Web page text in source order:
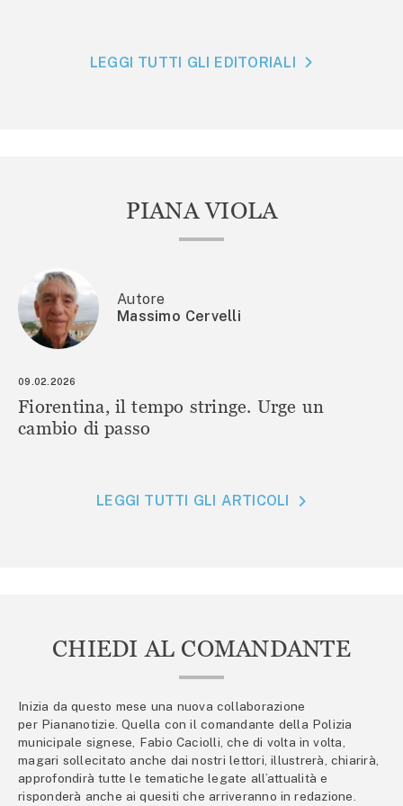
LEGGI TUTTI GLI EDITORIALI
PIANA VIOLA
Autore
Massimo Cervelli
09.02.2026
Fiorentina, il tempo stringe. Urge un
cambio di passo
LEGGI TUTTI GLI ARTICOLI
CHIEDI AL COMANDANTE
Inizia da questo mese una nuova collaborazione
per Piananotizie. Quella con il comandante della Polizia
municipale signese, Fabio Caciolli, che di volta in volta,
magari sollecitato anche dai nostri lettori, illustrerà, chiarirà,
approfondirà tutte le tematiche legate all’attualità e
risponderà anche ai quesiti che arriveranno in redazione.